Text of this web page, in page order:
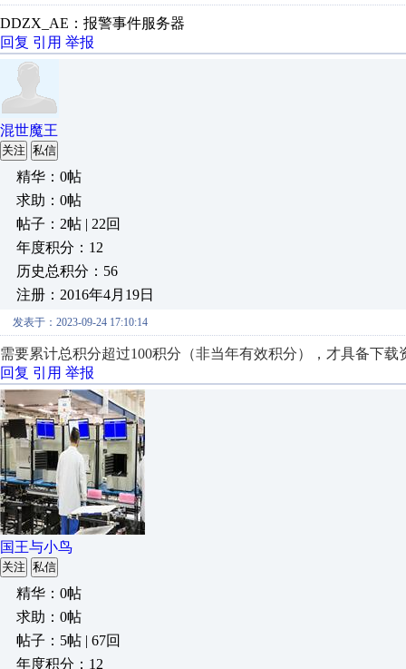
DDZX_AE：报警事件服务器
回复 引用 举报
混世魔王
关注 私信
精华：0帖
求助：0帖
帖子：2帖 | 22回
年度积分：12
历史总积分：56
注册：2016年4月19日
发表于：2023-09-24 17:10:14
需要累计总积分超过100积分（非当年有效积分），才具备下载
回复 引用 举报
国王与小鸟
关注 私信
精华：0帖
求助：0帖
帖子：5帖 | 67回
年度积分：12